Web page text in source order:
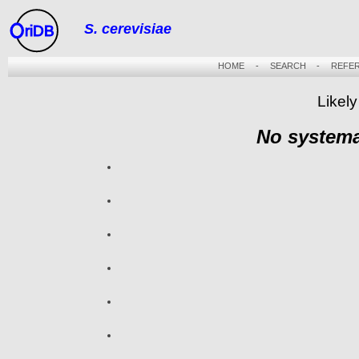
riDB S. cerevisiae
HOME- SEARCH -
No